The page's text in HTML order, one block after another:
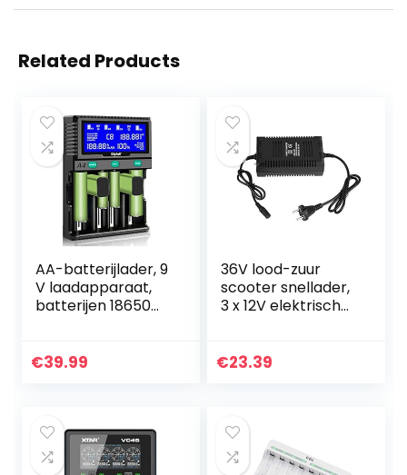
Related Products
AA-batterijlader, 9
V laadapparaat,
batterijen 18650
snellader voor
€39.99
36V lood-zuur
scooter snellader,
3 x 12V elektrische
Black Power
€23.39